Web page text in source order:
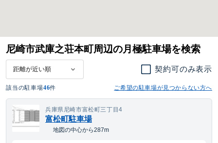
尼崎市武庫之荘本町周辺の月極駐車場を検索
契約可のみ表示
該当の駐車場46件 ご希望の駐車場が見つからない方へ
兵庫県尼崎市富松町三丁目4
富松町駐車場
地図の中心から287m